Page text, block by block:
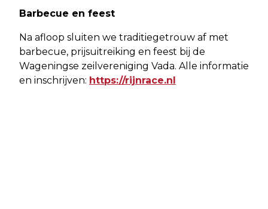
Barbecue en feest
Na afloop sluiten we traditiegetrouw af met
barbecue, prijsuitreiking en feest bij de
Wageningse zeilvereniging Vada. Alle informatie
en inschrijven: https://rijnrace.nl